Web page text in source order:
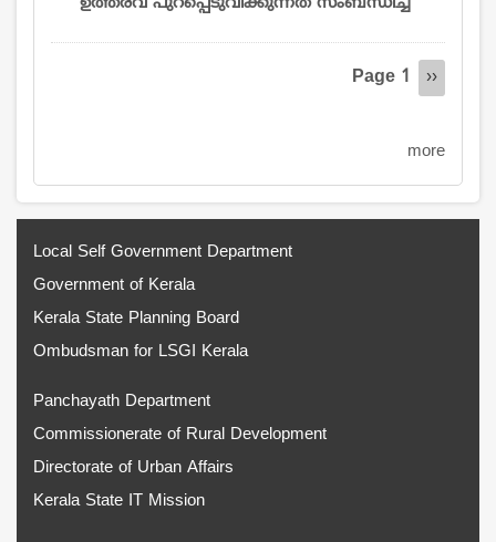
Page 1
Next
››
more
Local Self Government Department
Government of Kerala
Kerala State Planning Board
Ombudsman for LSGI Kerala
Panchayath Department
Commissionerate of Rural Development
Directorate of Urban Affairs
Kerala State IT Mission